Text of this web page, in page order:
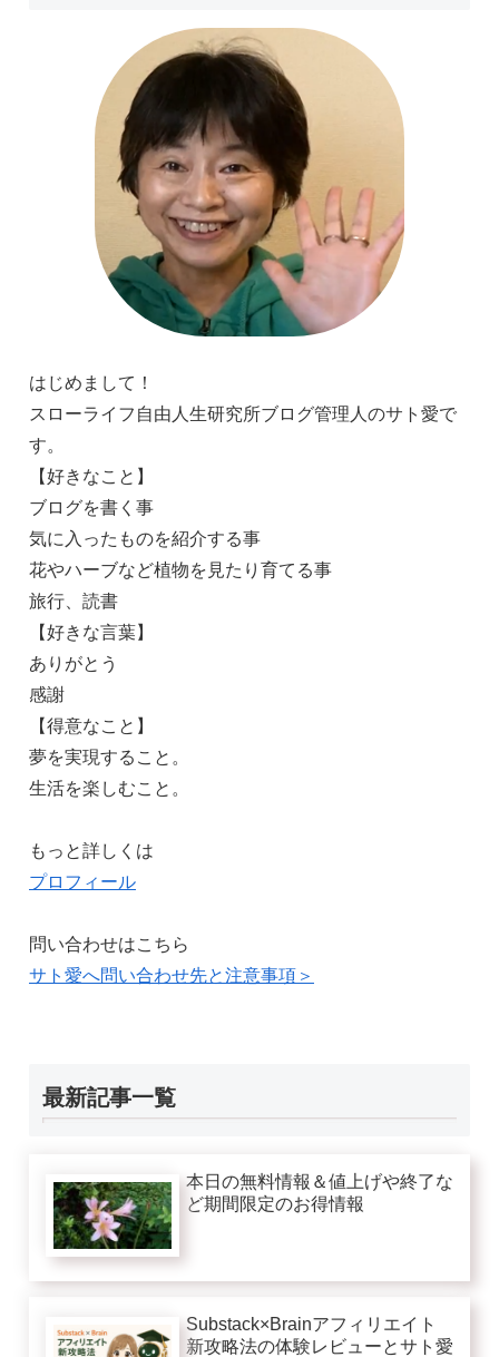
はじめまして！
スローライフ自由人生研究所ブログ管理人のサト愛で
す。
【好きなこと】
ブログを書く事
気に入ったものを紹介する事
花やハーブなど植物を見たり育てる事
旅行、読書
【好きな言葉】
ありがとう
感謝
【得意なこと】
夢を実現すること。
生活を楽しむこと。
もっと詳しくは
プロフィール
問い合わせはこちら
サト愛へ問い合わせ先と注意事項＞
最新記事一覧
本日の無料情報＆値上げや終了な
ど期間限定のお得情報
Substack×Brainアフィリエイト
新攻略法の体験レビューとサト愛